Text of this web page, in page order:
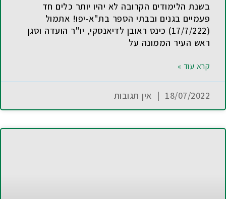
בשנת הלימודים הקרובה לא יהיו יותר כלים חד
פעמיים בגנים ובבתי הספר בת"א-יפו! אתמול
(17/7/222) כינס ראובן לדיאנסקי, יו"ר הועדה וסגן
ראש העיר הממונה על
קרא עוד »
18/07/2022 אין תגובות